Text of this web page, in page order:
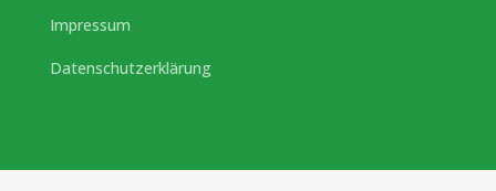
Impressum
Datenschutzerklärung